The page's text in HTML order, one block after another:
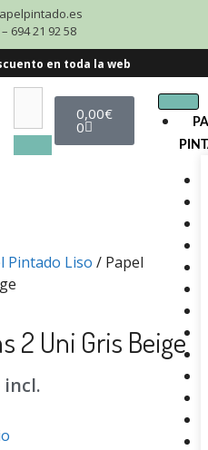
694 21 92 58
en toda la web
0,00€
0
Pintado Liso / Papel
2 Uni Gris Beige
incl.